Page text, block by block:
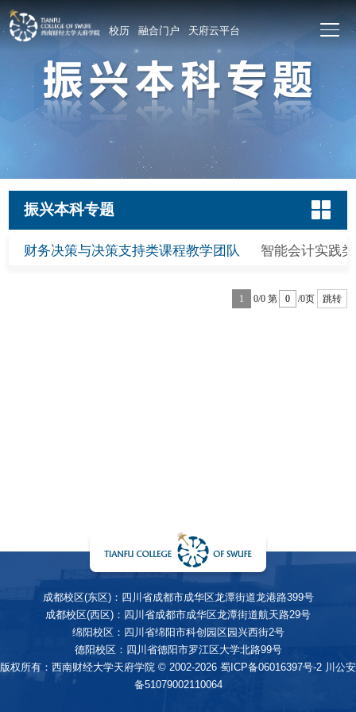
校历 融合门户 天府云平台
振兴本科专题
财务决策与决策支持类课程教学团队 智能会计实践
1 0/0 第 /0页 跳转
成都校区(东区)：四川省成都市成华区龙潭街道龙港路399号
成都校区(西区)：四川省成都市成华区龙潭街道航天路29号
绵阳校区：四川省绵阳市科创园区园兴西街2号
德阳校区：四川省德阳市罗江区大学北路99号
版权所有：西南财经大学天府学院 © 2002-2026 蜀ICP备06016397号-2 川公安
备51079002110064